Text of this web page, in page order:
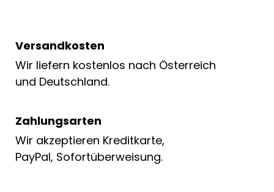
Versandkosten
Wir liefern kostenlos nach Österreich
und Deutschland.
Zahlungsarten
Wir akzeptieren Kreditkarte,
PayPal, Sofortüberweisung.